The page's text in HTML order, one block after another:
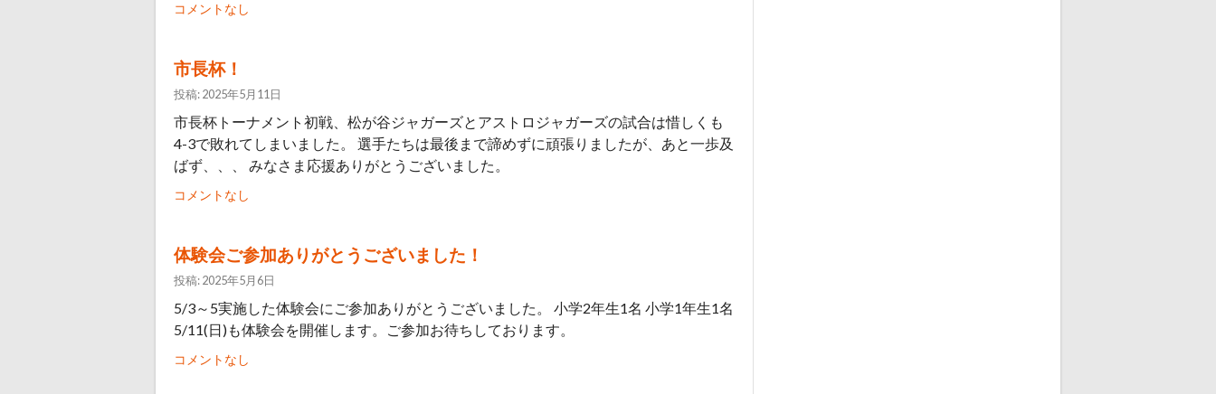
コメントなし
市長杯！
投稿: 2025年5月11日
市長杯トーナメント初戦、松が谷ジャガーズとアストロジャガーズの試合は惜しくも
4-3で敗れてしまいました。 選手たちは最後まで諦めずに頑張りましたが、あと一歩及
ばず、、、 みなさま応援ありがとうございました。
コメントなし
体験会ご参加ありがとうございました！
投稿: 2025年5月6日
5/3～5実施した体験会にご参加ありがとうございました。 小学2年生1名 小学1年生1名
5/11(日)も体験会を開催します。ご参加お待ちしております。
コメントなし